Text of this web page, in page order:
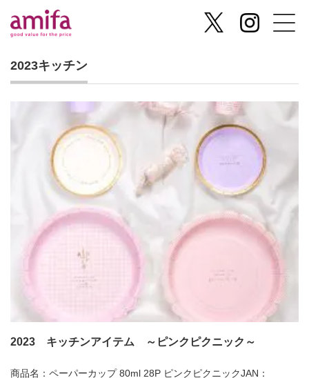
2023キッチン
2023 キッチンアイテム ～ピンクピクニック～
商品名：ペーパーカップ 80ml 28P ピンクピクニックJAN：